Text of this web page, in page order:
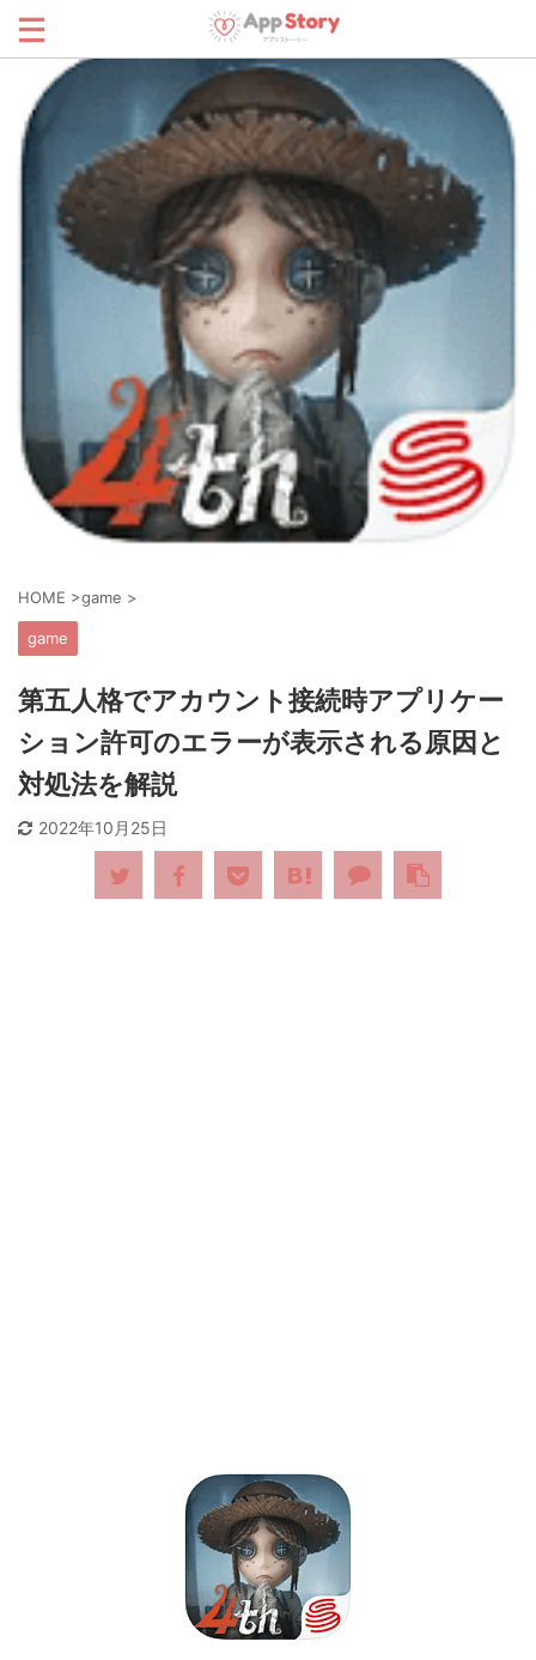
HOME >game >
game
第五人格でアカウント接続時アプリケー
ション許可のエラーが表示される原因と
対処法を解説
2022年10月25日